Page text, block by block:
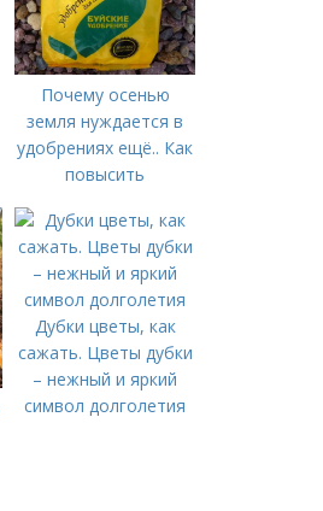
Почему осенью
земля нуждается в
удобрениях ещё.. Как
повысить
осенью
Дубки цветы, как
сажать. Цветы дубки
– нежный и яркий
символ долголетия